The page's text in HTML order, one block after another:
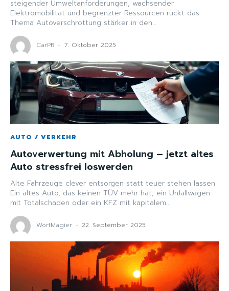
steigender Umweltanforderungen, wachsender
Elektromobilität und begrenzter Ressourcen rückt das
Thema Autoverschrottung stärker in den...
CarPR - 7. Oktober 2025
AUTO / VERKEHR
Autoverwertung mit Abholung – jetzt altes
Auto stressfrei loswerden
Alte Fahrzeuge clever entsorgen statt teuer stehen lassen
Ein altes Auto, das keinen TÜV mehr hat, ein Unfallwagen
mit Totalschaden oder ein KFZ mit kapitalem...
WortMagier - 22. September 2025